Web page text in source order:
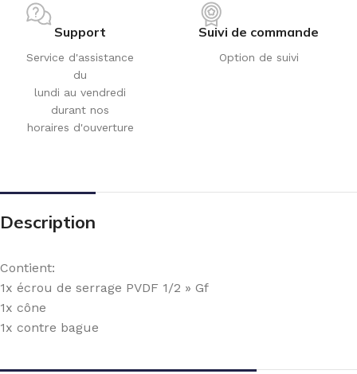
Support
Service d'assistance
du
lundi au vendredi
durant nos
horaires d'ouverture
Suivi de commande
Option de suivi
Description
Contient:
1x écrou de serrage PVDF 1/2 » Gf
1x cône
1x contre bague